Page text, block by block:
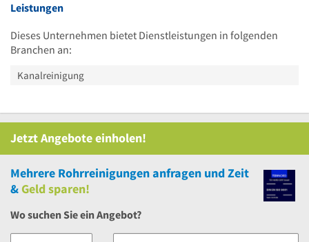
Leistungen
Dieses Unternehmen bietet Dienstleistungen in folgenden
Branchen an:
Kanalreinigung
Jetzt Angebote einholen!
Mehrere Rohrreinigungen anfragen und Zeit
&Geld sparen!
Wo suchen Sie ein Angebot?